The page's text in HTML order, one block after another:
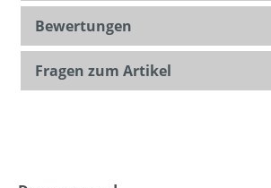
Bewertungen
Fragen zum Artikel